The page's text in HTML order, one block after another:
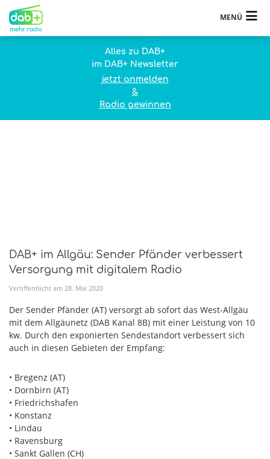
MENÜ
Alles zu DAB+
im DAB+ Newsletter
jetzt anmelden
&
Radio gewinnen
DAB+ im Allgäu: Sender Pfänder verbessert
Versorgung mit digitalem Radio
Veröffentlicht am 28. Mai 2020
Der Sender Pfänder (AT) versorgt ab sofort das West-Allgäu
mit dem Allgäunetz (DAB Kanal 8B) mit einer Leistung von 10
kw. Durch den exponierten Sendestandort verbessert sich
auch in diesen Gebieten der Empfang:
• Bregenz (AT)
• Dornbirn (AT)
• Friedrichshafen
• Konstanz
• Lindau
• Ravensburg
• Sankt Gallen (CH)